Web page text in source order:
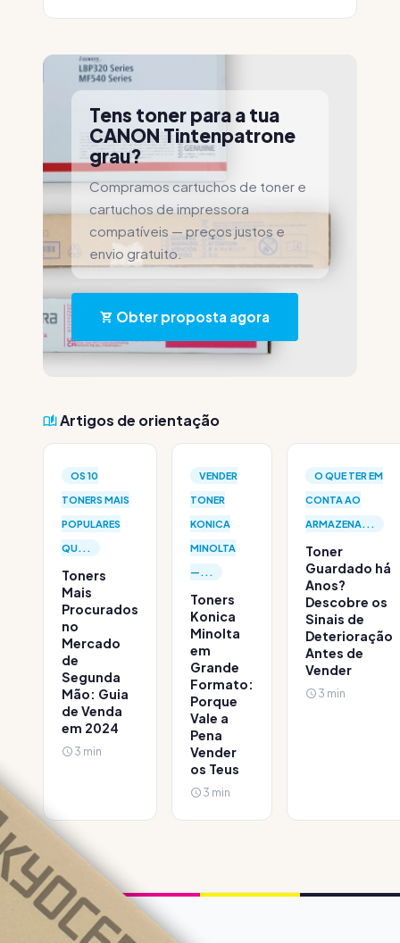
Tens toner para a tua
CANON Tintenpatrone
grau?
Compramos cartuchos de toner e
cartuchos de impressora
compatíveis — preços justos e
envio gratuito.
Obter proposta agora
Artigos de orientação
OS 10
TONERS MAIS
POPULARES
QU...
Toners
Mais
Procurados
no
Mercado
de
Segunda
Mão: Guia
de Venda
em 2024
3 min
VENDER
TONER
KONICA
MINOLTA
—...
Toners
Konica
Minolta
em
Grande
Formato:
Porque
Vale a
Pena
Vender
os Teus
3 min
O QUE TER EM
CONTA AO
ARMAZENA...
Toner
Guardado há
Anos?
Descobre os
Sinais de
Deterioração
Antes de
Vender
3 min